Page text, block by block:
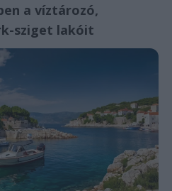
a víztározó,
sziget lakóit